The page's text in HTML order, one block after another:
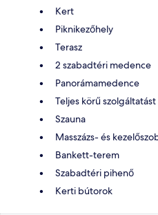
Kert
Piknikezőhely
Terasz
2 szabadtéri medence
Panorámamedence
Teljes körű
Szauna
Masszázs- és
Bankett-terem
Szabadtéri pihenő
Kerti bútorok